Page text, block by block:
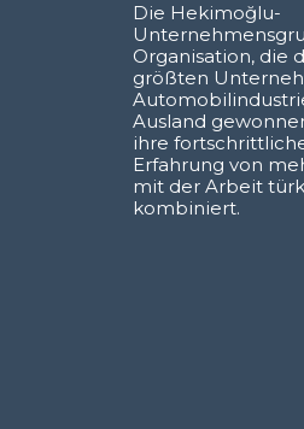
Die Hekimoğlu-
Organisation, die
größten
Ausland
ihre
Erfahrung von
mit der Arbeit
kombiniert.